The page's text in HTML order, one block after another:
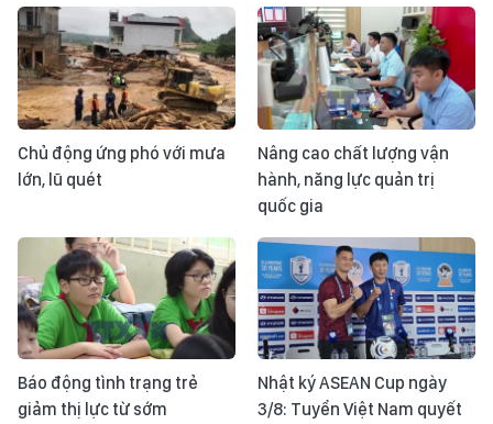
Chủ động ứng phó với mưa
lớn, lũ quét
Nâng cao chất lượng vận
hành, năng lực quản trị
quốc gia
Báo động tình trạng trẻ
giảm thị lực từ sớm
Nhật ký ASEAN Cup ngày
3/8: Tuyển Việt Nam quyết